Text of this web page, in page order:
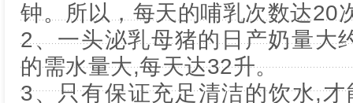
钟。所以，每天的哺乳次数达20
2、一头泌乳母猪的日产奶量大
的需水量大,每天达32升。
3、只有保证充足清洁的饮水,